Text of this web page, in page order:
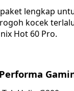
lengkap
kocek
Hot 60 Pro.